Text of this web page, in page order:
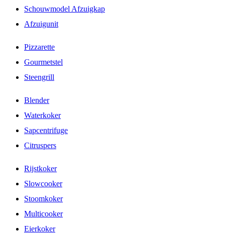
Schouwmodel Afzuigkap
Afzuigunit
Pizzarette
Gourmetstel
Steengrill
Blender
Waterkoker
Sapcentrifuge
Citruspers
Rijstkoker
Slowcooker
Stoomkoker
Multicooker
Eierkoker